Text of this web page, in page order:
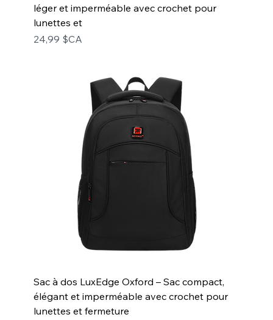
léger et imperméable avec crochet pour
lunettes et
Prix
24,99 $CA
Sac à dos LuxEdge Oxford – Sac compact,
élégant et imperméable avec crochet pour
lunettes et fermeture